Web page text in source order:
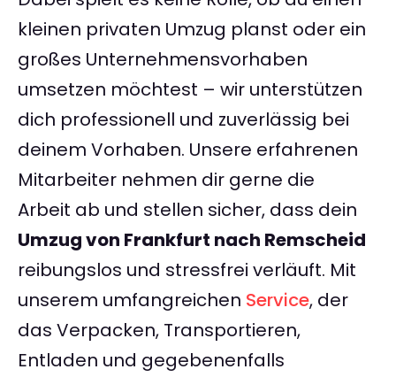
kleinen privaten Umzug planst oder ein
großes Unternehmensvorhaben
umsetzen möchtest – wir unterstützen
dich professionell und zuverlässig bei
deinem Vorhaben. Unsere erfahrenen
Mitarbeiter nehmen dir gerne die
Arbeit ab und stellen sicher, dass dein
Umzug von Frankfurt nach Remscheid
reibungslos und stressfrei verläuft. Mit
unserem umfangreichen Service, der
das Verpacken, Transportieren,
Entladen und gegebenenfalls